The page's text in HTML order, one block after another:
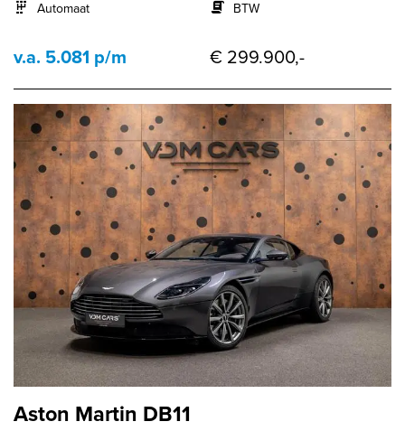
Automaat
BTW
v.a. 5.081 p/m € 299.900,-
Aston Martin DB11